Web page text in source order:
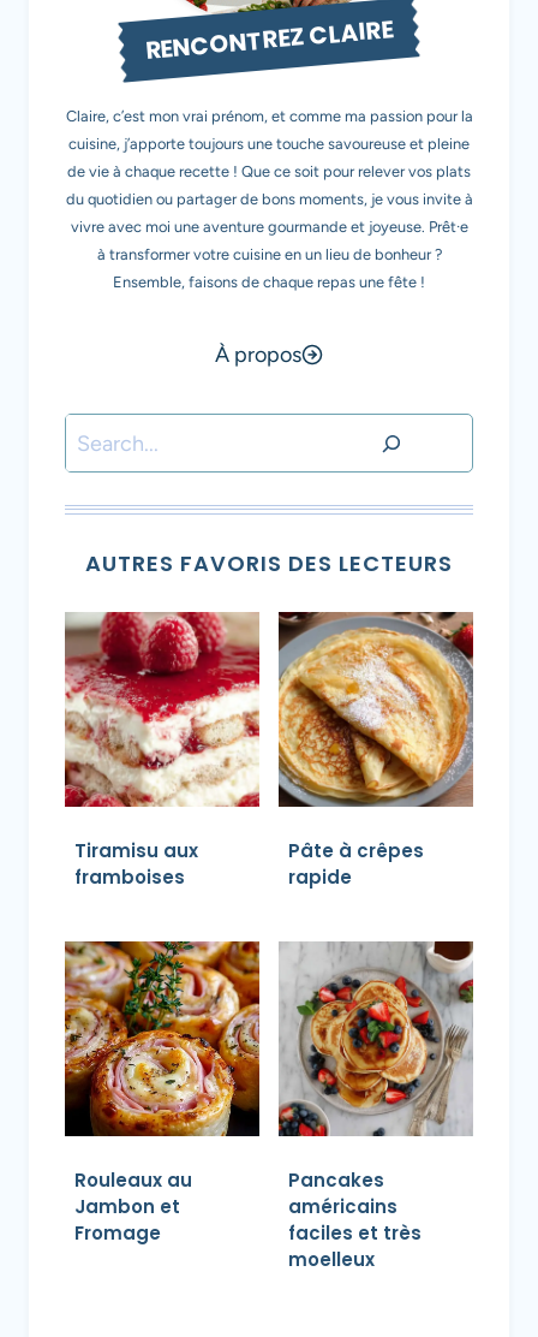
RENCONTREZ CLAIRE
Claire, c’est mon vrai prénom, et comme ma passion pour la
cuisine, j’apporte toujours une touche savoureuse et pleine
de vie à chaque recette ! Que ce soit pour relever vos plats
du quotidien ou partager de bons moments, je vous invite à
vivre avec moi une aventure gourmande et joyeuse. Prêt·e
à transformer votre cuisine en un lieu de bonheur ?
Ensemble, faisons de chaque repas une fête !
À propos
Rechercher
AUTRES FAVORIS DES LECTEURS
Tiramisu aux
framboises
Pâte à crêpes
rapide
Rouleaux au
Jambon et
Fromage
Pancakes
américains
faciles et très
moelleux